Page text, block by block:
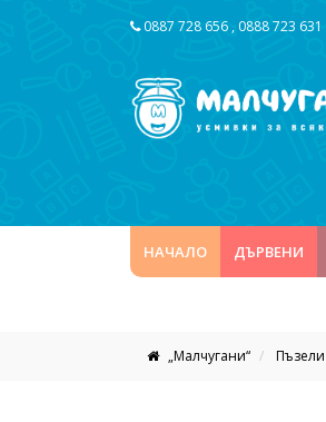
0887 728 656 , 0888 723 631
НАЧАЛО ДЪРВЕНИ
„Малчугани“ Пъзели